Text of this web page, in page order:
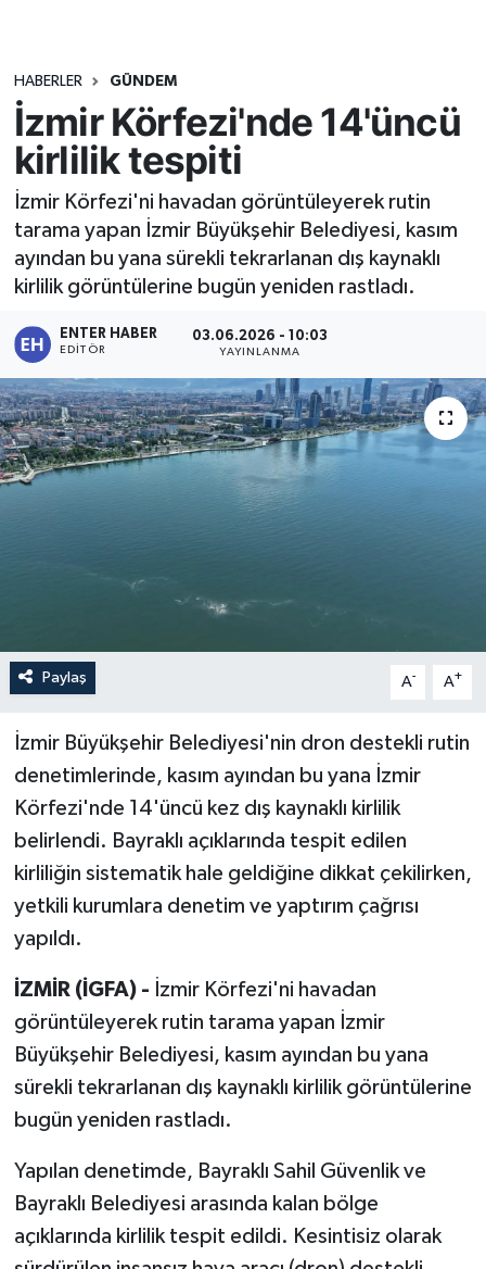
HABERLER GÜNDEM
İzmir Körfezi'nde 14'üncü
kirlilik tespiti
İzmir Körfezi'ni havadan görüntüleyerek rutin
tarama yapan İzmir Büyükşehir Belediyesi, kasım
ayından bu yana sürekli tekrarlanan dış kaynaklı
kirlilik görüntülerine bugün yeniden rastladı.
ENTER HABER
EDITÖR
03.06.2026 - 10:03
YAYINLANMA
Paylaş A- A+
İzmir Büyükşehir Belediyesi'nin dron destekli rutin
denetimlerinde, kasım ayından bu yana İzmir
Körfezi'nde 14'üncü kez dış kaynaklı kirlilik
belirlendi. Bayraklı açıklarında tespit edilen
kirliliğin sistematik hale geldiğine dikkat çekilirken,
yetkili kurumlara denetim ve yaptırım çağrısı
yapıldı.
İZMİR (İGFA) - İzmir Körfezi'ni havadan
görüntüleyerek rutin tarama yapan İzmir
Büyükşehir Belediyesi, kasım ayından bu yana
sürekli tekrarlanan dış kaynaklı kirlilik görüntülerine
bugün yeniden rastladı.
Yapılan denetimde, Bayraklı Sahil Güvenlik ve
Bayraklı Belediyesi arasında kalan bölge
açıklarında kirlilik tespit edildi. Kesintisiz olarak